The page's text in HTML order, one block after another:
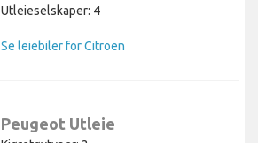
Utleieselskaper: 4
Se leiebiler for Citroen
Peugeot Utleie